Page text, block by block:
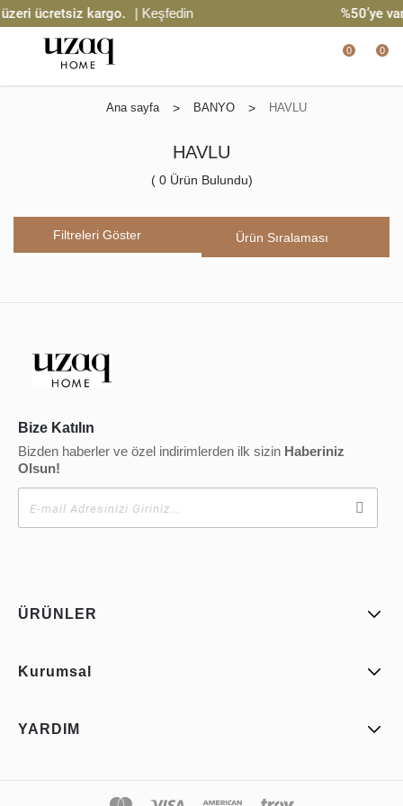
ücretsiz kargo. | Keşfedin %50’ye
0 0
Ana sayfa > BANYO > HAVLU
HAVLU
Filtreleri Göster
( 0Ürün Bulundu)
Bize Katılın
Bizden haberler ve özel indirimlerden ilk sizin Haberiniz
Olsun!
ÜRÜNLER
Kurumsal
YARDIM